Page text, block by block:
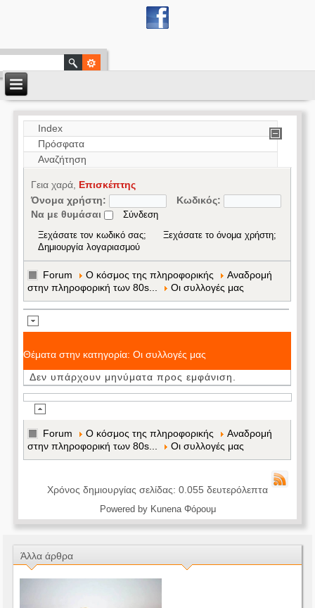
Index
Πρόσφατα
Αναζήτηση
Γεια χαρά, Επισκέπτης
Όνομα χρήστη:
Κωδικός:
Να με θυμάσαι
Ξεχάσατε τον κωδικό σας;
Ξεχάσατε το όνομα χρήστη;
Δημιουργία λογαριασμού
Forum Ο κόσμος της πληροφορικής
Αναδρομή
στην πληροφορική των 80s...
Οι συλλογές μας
Θέματα στην κατηγορία: Οι συλλογές μας
Δεν υπάρχουν μηνύματα προς εμφάνιση.
Forum Ο κόσμος της πληροφορικής
Αναδρομή
στην πληροφορική των 80s...
Οι συλλογές μας
Χρόνος δημιουργίας σελίδας: 0.055 δευτερόλεπτα
Powered by Kunena Φόρουμ
Άλλα άρθρα